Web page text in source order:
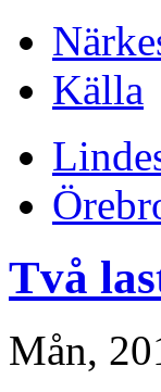
Källa
Två
Mån,